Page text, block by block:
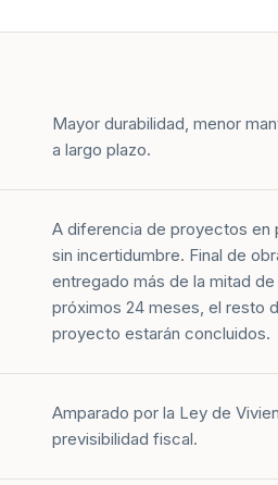
Mayor durabilidad, menor
a largo plazo.
A diferencia de proyectos en
sin incertidumbre. Final de
entregado más de la mitad
próximos 24 meses, el resto
proyecto estarán concluidos.
Amparado por la Ley de
previsibilidad fiscal.